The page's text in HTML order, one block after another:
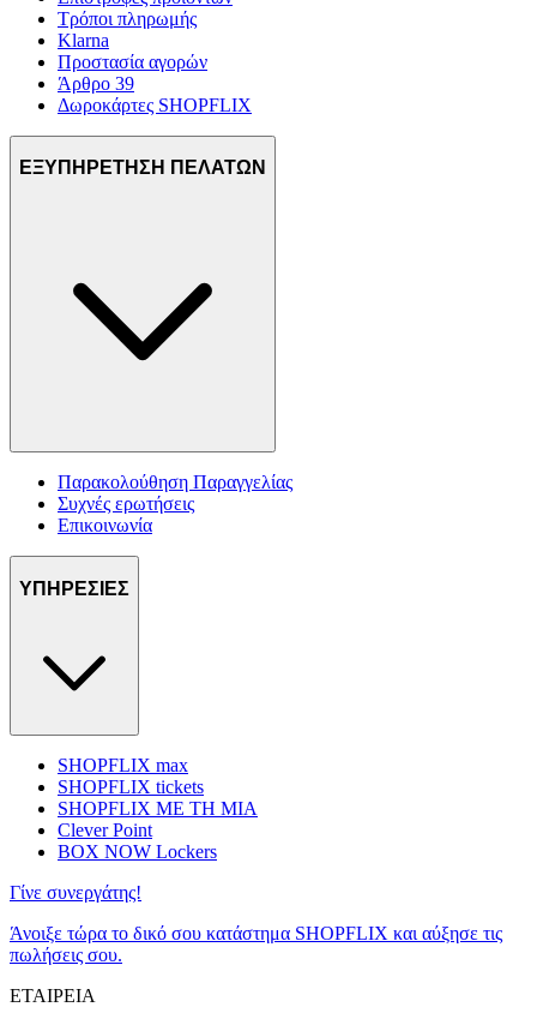
Τρόποι πληρωμής
Klarna
Προστασία αγορών
Άρθρο 39
Δωροκάρτες SHOPFLIX
ΕΞΥΠΗΡΕΤΗΣΗ ΠΕΛΑΤΩΝ
Παρακολούθηση Παραγγελίας
Συχνές ερωτήσεις
Επικοινωνία
ΥΠΗΡΕΣΙΕΣ
SHOPFLIX max
SHOPFLIX tickets
SHOPFLIX ΜΕ ΤΗ ΜΙΑ
Clever Point
BOX NOW Lockers
Γίνε συνεργάτης!
Άνοιξε τώρα το δικό σου κατάστημα SHOPFLIX και αύξησε τις
πωλήσεις σου.
ΕΤΑΙΡΕΙΑ